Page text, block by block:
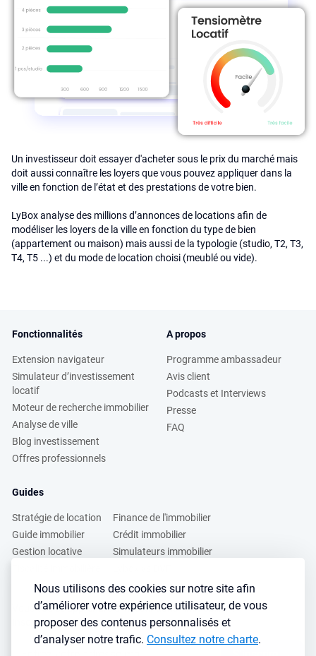
Nous utilisons des cookies sur notre site afin
d’améliorer votre expérience utilisateur, de vous
proposer des contenus personnalisés et
d’analyser notre trafic. Consultez notre charte.
Un investisseur doit essayer d'acheter sous le prix du marché mais
doit aussi connaître les loyers que vous pouvez appliquer dans la
ville en fonction de l’état et des prestations de votre bien.
LyBox analyse des millions d’annonces de locations afin de
modéliser les loyers de la ville en fonction du type de bien
(appartement ou maison) mais aussi de la typologie (studio, T2, T3,
T4, T5 ...) et du mode de location choisi (meublé ou vide).
Fonctionnalités
Extension navigateur
Simulateur d’investissement
locatif
Moteur de recherche immobilier
Analyse de ville
Blog investissement
Offres professionnels
A propos
Programme ambassadeur
Avis client
Podcasts et Interviews
Presse
FAQ
Guides
Stratégie de location
Guide immobilier
Gestion locative
Finance de l'immobilier
Crédit immobilier
Simulateurs immobilier
Vous voulez apprendre à investir dans l’immobilier ?
Inscrivez vous à notre newsletter gratuite :